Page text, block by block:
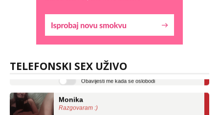
TELEFONSKI SEX UŽIVO
Lucija
tel:0,93€ - mob:1,12€ min
Razgovaram :)